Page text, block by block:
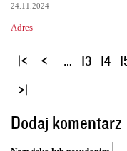
24.11.2024
Adres
S
o
n
… 13 14
Dodaj komentarz